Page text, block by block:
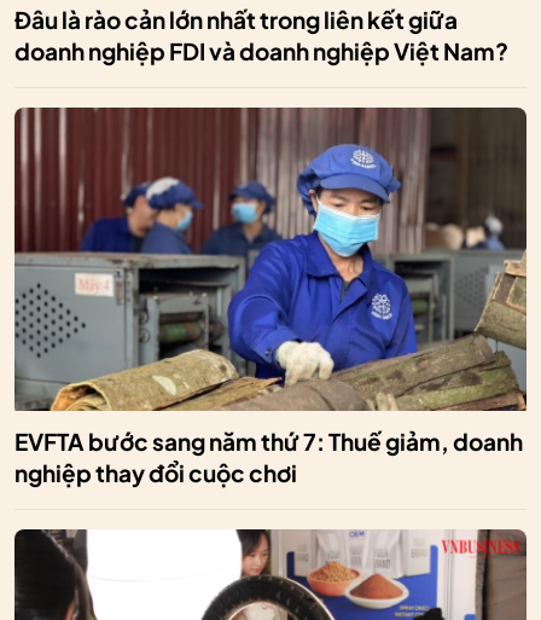
Đâu là rào cản lớn nhất trong liên kết giữa
doanh nghiệp FDI và doanh nghiệp Việt Nam?
EVFTA bước sang năm thứ 7: Thuế giảm, doanh
nghiệp thay đổi cuộc chơi